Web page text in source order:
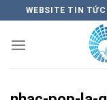
content
WEBSITE TIN